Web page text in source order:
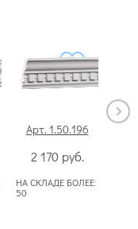
Арт. 1.50.196
2 170 руб.
НА СКЛАДЕ БОЛЕЕ:
50